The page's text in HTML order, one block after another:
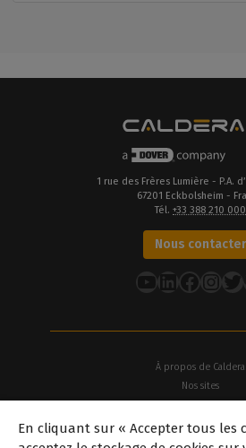
1 rue des Frères Lumière - P.A.
67201 Eckbolsheim -
Tél. +33 388 210 000
Nous contacter
YouTube
LinkedIn
À propos de Caldera
Nos sites
Offres d'emploi
En cliquant sur « Accepter tous les